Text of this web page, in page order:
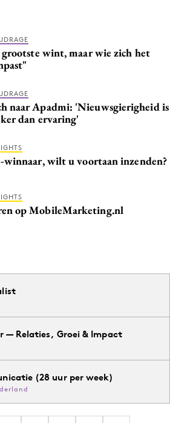
wint, maar wie zich het
naar Apadmi: 'Nieuwsgierigheid is
dan ervaring'
winnaar, wilt u voortaan inzenden?
op MobileMarketing.nl
— Relaties, Groei & Impact
(28 uur per week)